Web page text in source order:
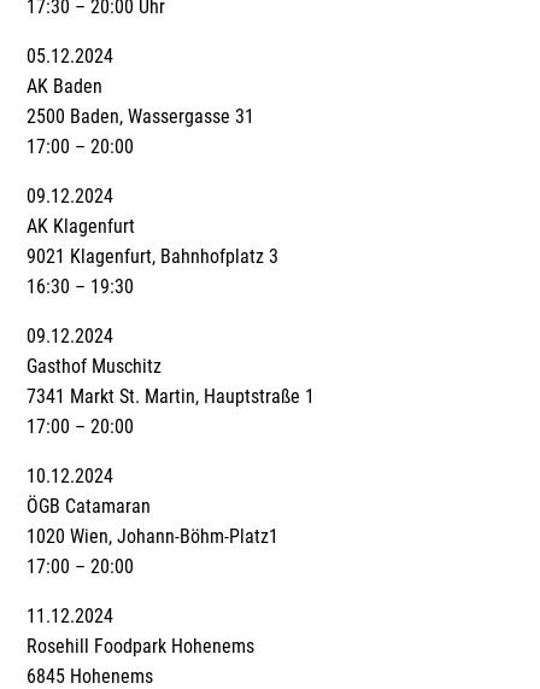
17:30 – 20:00 Uhr
05.12.2024
AK Baden
2500 Baden, Wassergasse 31
17:00 – 20:00
09.12.2024
AK Klagenfurt
9021 Klagenfurt, Bahnhofplatz 3
16:30 – 19:30
09.12.2024
Gasthof Muschitz
7341 Markt St. Martin, Hauptstraße 1
17:00 – 20:00
10.12.2024
ÖGB Catamaran
1020 Wien, Johann-Böhm-Platz1
17:00 – 20:00
11.12.2024
Rosehill Foodpark Hohenems
6845 Hohenems